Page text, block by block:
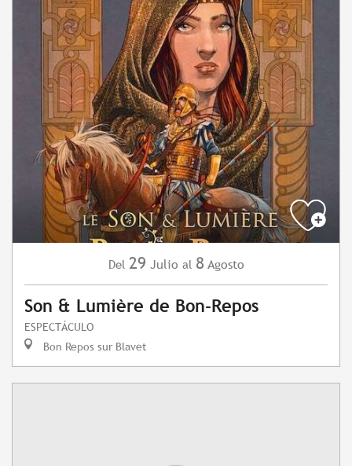
Del 29 Julio al 8 Agosto
Son & Lumière de Bon-Repos
ESPECTÁCULO
Bon Repos sur Blavet